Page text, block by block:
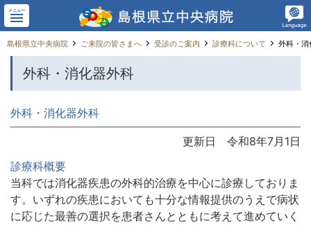
メニュー
島根県立中央病院 ご来院の皆さまへ 受診のご案内 診療科について 外科・消
外科・消化器外科
外科・消化器外科
更新日 令和8年7月1日
診療科概要
当科では消化器疾患の外科的治療を中心に診療しておりま
す。いずれの疾患においても十分な情報提供のうえで病状
に応じた最善の選択を患者さんとともに考えて進めていく